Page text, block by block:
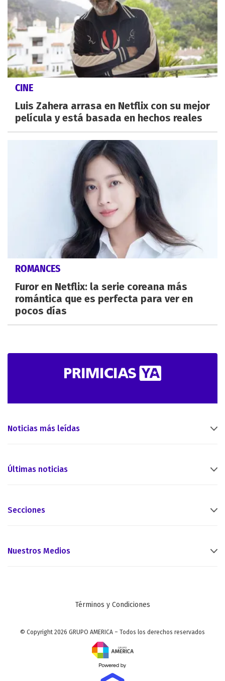
CINE
Luis Zahera arrasa en Netflix con su mejor
película y está basada en hechos reales
ROMANCES
Furor en Netflix: la serie coreana más
romántica que es perfecta para ver en
pocos días
Noticias más leídas
Últimas noticias
Secciones
Nuestros Medios
Términos y Condiciones
© Copyright 2026 GRUPO AMERICA – Todos los derechos reservados